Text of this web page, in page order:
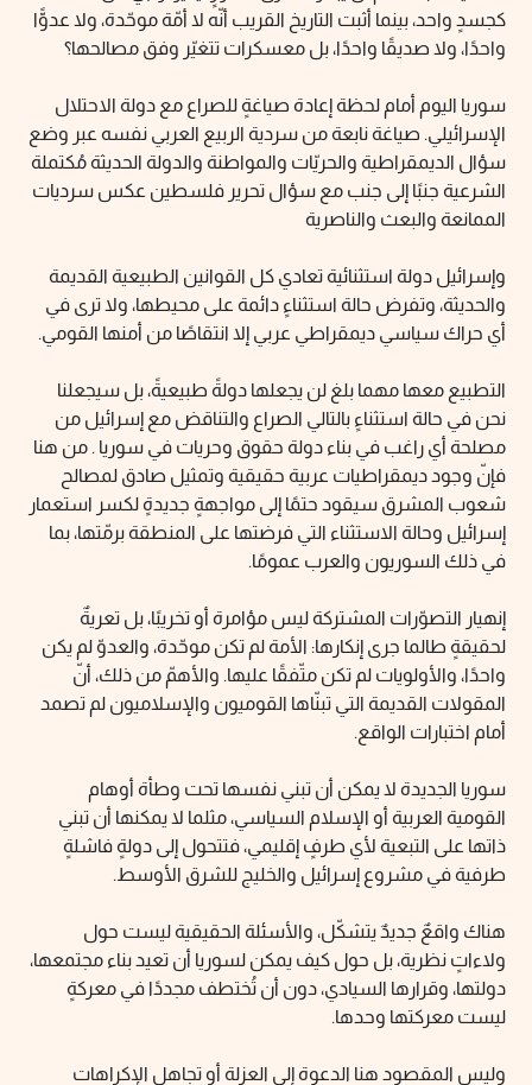
كجسدٍ واحد، بينما أثبت التاريخ القريب أنّه لا أمّة موحّدة، ولا عدوًّا
واحدًا، ولا صديقًا واحدًا، بل معسكرات تتغيّر وفق مصالحها؟
سوريا اليوم أمام لحظة إعادة صياغةٍ للصراع مع دولة الاحتلال
الإسرائيلي. صياغة نابعة من سردية الربيع العربي نفسه عبر وضع
سؤال الديمقراطية والحريّات والمواطنة والدولة الحديثة مُكتملة
الشرعية جنبًا إلى جنب مع سؤال تحرير فلسطين عكس سرديات
الممانعة والبعث والناصرية
وإسرائيل دولة استثنائية تعادي كل القوانين الطبيعية القديمة
والحديثة، وتفرض حالة استثناءٍ دائمة على محيطها، ولا ترى في
أي حراك سياسي ديمقراطي عربي إلا انتقاصًا من أمنها القومي.
التطبيع معها مهما بلغ لن يجعلها دولةً طبيعيةً، بل سيجعلنا
نحن في حالة استثناءٍ بالتالي الصراع والتناقض مع إسرائيل من
مصلحة أي راغب في بناء دولة حقوق وحريات في سوريا . من هنا
فإنّ وجود ديمقراطيات عربية حقيقية وتمثيل صادق لمصالح
شعوب المشرق سيقود حتمًا إلى مواجهةٍ جديدةٍ لكسر استعمار
إسرائيل وحالة الاستثناء التي فرضتها على المنطقة برمّتها، بما
في ذلك السوريون والعرب عمومًا.
إنهيار التصوّرات المشتركة ليس مؤامرة أو تخريبًا، بل تعريةٌ
لحقيقةٍ طالما جرى إنكارها: الأمة لم تكن موحّدة، والعدوّ لم يكن
واحدًا، والأولويات لم تكن متّفقًا عليها. والأهمّ من ذلك، أنّ
المقولات القديمة التي تبنّاها القوميون والإسلاميون لم تصمد
أمام اختبارات الواقع.
سوريا الجديدة لا يمكن أن تبني نفسها تحت وطأة أوهام
القومية العربية أو الإسلام السياسي، مثلما لا يمكنها أن تبني
ذاتها على التبعية لأي طرفٍ إقليمي، فتتحول إلى دولةٍ فاشلةٍ
طرفية في مشروع إسرائيل والخليج للشرق الأوسط.
هناك واقعٌ جديدٌ يتشكّل، والأسئلة الحقيقية ليست حول
ولاءاتٍ نظرية، بل حول كيف يمكن لسوريا أن تعيد بناء مجتمعها،
دولتها، وقرارها السيادي، دون أن تُختطف مجددًا في معركةٍ
ليست معركتها وحدها.
وليس المقصود هنا الدعوة إلى العزلة أو تجاهل الإكراهات